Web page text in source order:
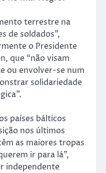
terrestre na
de soldados”,
o Presidente
que “não visam
ou envolver-se num
solidariedade
países bálticos
nos últimos
as maiores tropas
ir para lá”,
independente